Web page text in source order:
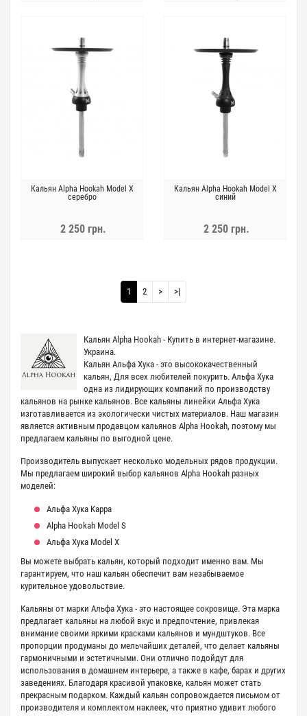
Кальян Alpha Hookah Model X
серебро
2 250 грн.
Кальян Alpha Hookah Model X
синий
2 250 грн.
1 2 > >|
Кальян Alpha Hookah - Купить в интернет-магазине.
Украина.
Кальян Альфа Хука - это высококачественный
кальян, Для всех любителей покурить. Альфа Хука
одна из лидирующих компаний по производству
кальянов на рынке кальянов. Все кальяны линейки Альфа Хука
изготавливается из экологически чистых материалов. Наш магазин
является активным продавцом кальянов Alpha Hookah, поэтому мы
предлагаем кальяны по выгодной цене.
Производитель выпускает несколько модельных рядов продукции.
Мы предлагаем широкий выбор кальянов Alpha Hookah разных
моделей:
Альфа Хука Kappa
Alpha Hookah Model S
Альфа Хука Model X
Вы можете выбрать кальян, который подходит именно вам. Мы
гарантируем, что наш кальян обеспечит вам незабываемое
курительное удовольствие.
Кальяны от марки Альфа Хука - это настоящее сокровище. Эта марка
предлагает кальяны на любой вкус и предпочтение, привлекая
внимание своими яркими красками кальянов и мундштуков. Все
пропорции продуманы до мельчайших деталей, что делает кальяны
гармоничными и эстетичными. Они отлично подойдут для
использования в домашнем интерьере, а также в кафе, барах и других
заведениях. Благодаря красивой упаковке, кальян может стать
прекрасным подарком. Каждый кальян сопровождается письмом от
производителя и комплектом наклеек, что приятно удивит любого